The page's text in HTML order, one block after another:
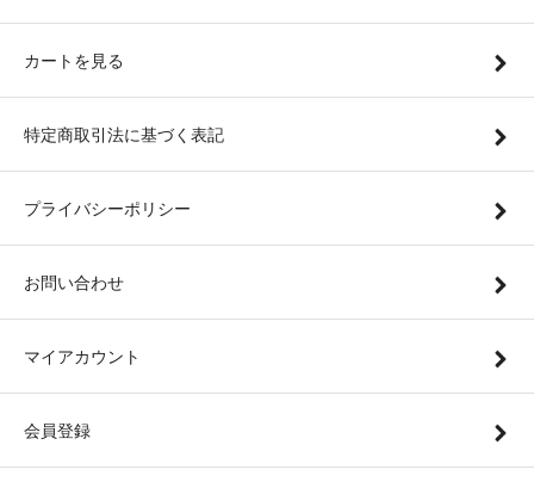
カートを見る
特定商取引法に基づく表記
プライバシーポリシー
お問い合わせ
マイアカウント
会員登録